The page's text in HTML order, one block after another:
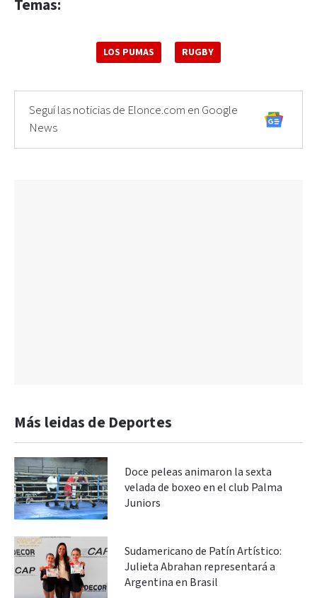
Temas:
LOS PUMAS RUGBY
Seguí las noticias de Elonce.com en Google
News
Más leidas de Deportes
Doce peleas animaron la sexta
velada de boxeo en el club Palma
Juniors
Sudamericano de Patín Artístico:
Julieta Abrahan representará a
Argentina en Brasil